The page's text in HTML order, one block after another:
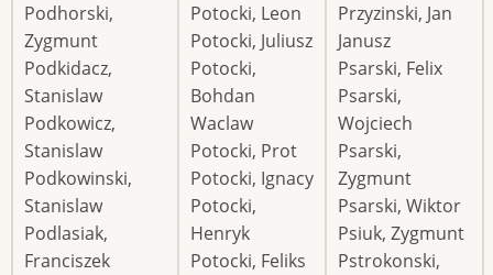
Podhorski,
Zygmunt
Podkidacz,
Stanislaw
Podkowicz,
Stanislaw
Podkowinski,
Stanislaw
Podlasiak,
Franciszek
Potocki, Leon
Potocki, Juliusz
Potocki,
Bohdan
Waclaw
Potocki, Prot
Potocki, Ignacy
Potocki,
Henryk
Potocki, Feliks
Przyzinski, Jan
Janusz
Psarski, Felix
Psarski,
Wojciech
Psarski,
Zygmunt
Psarski, Wiktor
Psiuk, Zygmunt
Pstrokonski,